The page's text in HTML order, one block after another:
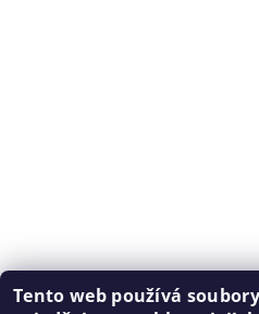
Tento web používá